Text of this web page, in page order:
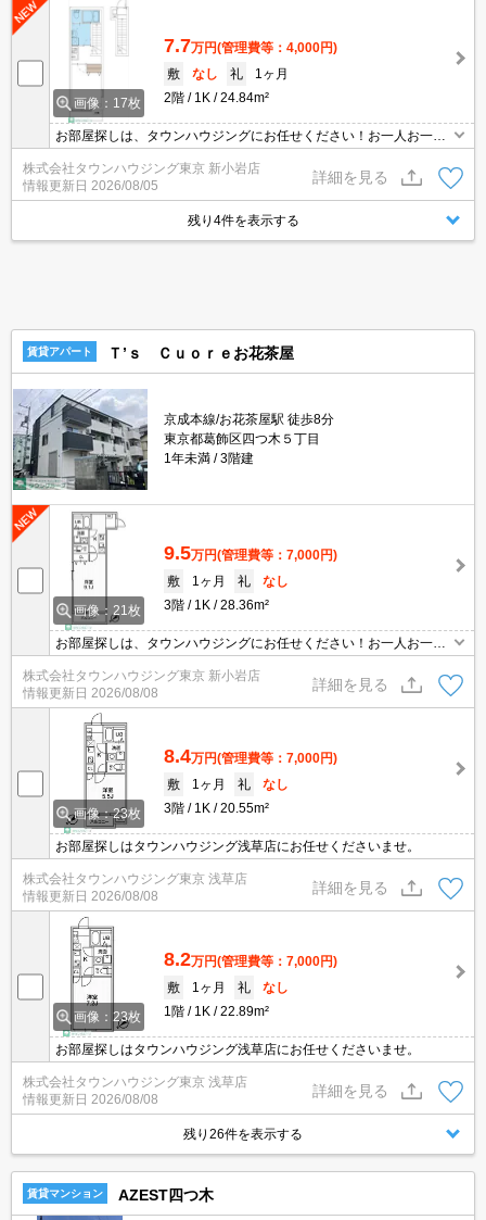
画像：17枚
7.7万円(管理費等：4,000円)
敷
なし 礼
1ヶ月
2階
1K 24.84m²
お部屋探しは、タウンハウジングにお任せください！お一人お一人
様に合ったお部屋をお探し致します。分からないことは何でもご相
談くださいませ。
株式会社タウンハウジング東京 新小岩店
情報更新日 2026/08/05
詳細を見る
残り4件を表示する
賃貸アパート Ｔ’ｓ Ｃｕｏｒｅお花茶屋
京成本線/お花茶屋駅 徒歩8分
東京都葛飾区四つ木５丁目
1年未満
3階建
画像：21枚
9.5万円(管理費等：7,000円)
敷
1ヶ月 礼
なし
3階
1K 28.36m²
お部屋探しは、タウンハウジングにお任せください！お一人お一人
様に合ったお部屋をお探し致します。分からないことは何でもご相
談くださいませ。
株式会社タウンハウジング東京 新小岩店
情報更新日 2026/08/08
詳細を見る
画像：23枚
8.4万円(管理費等：7,000円)
敷
1ヶ月 礼
なし
3階
1K 20.55m²
お部屋探しはタウンハウジング浅草店にお任せくださいませ。
株式会社タウンハウジング東京 浅草店
情報更新日 2026/08/08
詳細を見る
画像：23枚
8.2万円(管理費等：7,000円)
敷
1ヶ月 礼
なし
1階
1K 22.89m²
お部屋探しはタウンハウジング浅草店にお任せくださいませ。
株式会社タウンハウジング東京 浅草店
情報更新日 2026/08/08
詳細を見る
残り26件を表示する
賃貸マンション AZEST四つ木